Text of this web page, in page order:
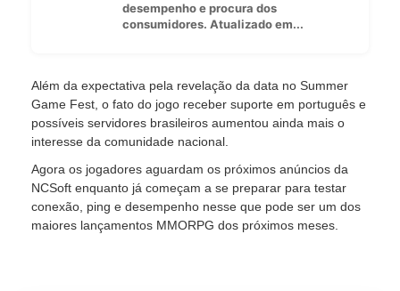
desempenho e procura dos
consumidores. Atualizado em...
Além da expectativa pela revelação da data no Summer
Game Fest, o fato do jogo receber suporte em português e
possíveis servidores brasileiros aumentou ainda mais o
interesse da comunidade nacional.
Agora os jogadores aguardam os próximos anúncios da
NCSoft enquanto já começam a se preparar para testar
conexão, ping e desempenho nesse que pode ser um dos
maiores lançamentos MMORPG dos próximos meses.